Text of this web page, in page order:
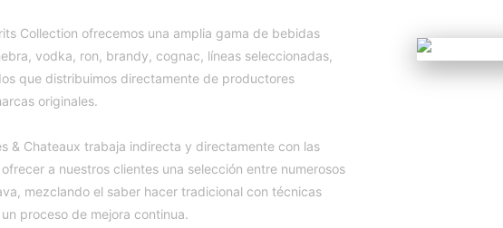
Collection ofrecemos una amplia gama de bebidas
vodka, ron, brandy, cognac, líneas seleccionadas,
que distribuimos directamente de productores
originales.
& Chateaux trabaja indirecta y directamente con las
a nuestros clientes una selección entre numerosos
mezclando el saber hacer tradicional con técnicas
proceso de mejora continua.